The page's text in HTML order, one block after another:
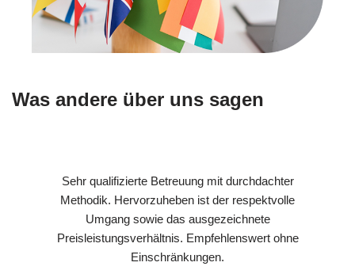
Was andere über uns sagen
Sehr qualifizierte Betreuung mit durchdachter
Methodik. Hervorzuheben ist der respektvolle
Umgang sowie das ausgezeichnete
Preisleistungsverhältnis. Empfehlenswert ohne
Einschränkungen.